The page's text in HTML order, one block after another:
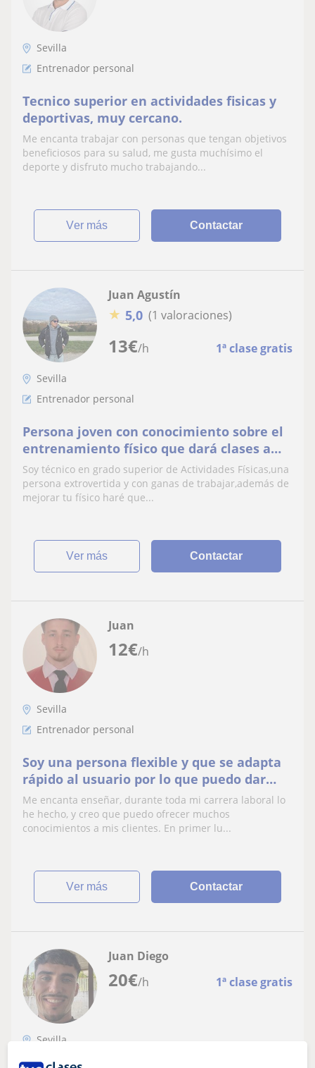
Sevilla
Entrenador personal
Tecnico superior en actividades fisicas y
deportivas, muy cercano.
Me encanta trabajar con personas que tengan objetivos
beneficiosos para su salud, me gusta muchísimo el
deporte y disfruto mucho trabajando...
ver más Contactar
13€/h 1ª clase gratis
Juan Agustín
★ 5,0 (1 valoraciones)
Sevilla
Entrenador personal
Persona joven con conocimiento sobre el
entrenamiento físico que dará clases a
personas que quieran mejorar su salud
física y estética
Soy técnico en grado superior de Actividades Físicas,una
persona extrovertida y con ganas de trabajar,además de
mejorar tu físico haré que...
ver más Contactar
12€/h
Juan
Sevilla
Entrenador personal
Soy una persona flexible y que se adapta
rápido al usuario por lo que puedo dar
clases a cualquier persona de manera
óptima.
Me encanta enseñar, durante toda mi carrera laboral lo
he hecho, y creo que puedo ofrecer muchos
conocimientos a mis clientes. En primer lu...
ver más Contactar
20€/h 1ª clase gratis
Juan Diego
Sevilla
Entrenador personal